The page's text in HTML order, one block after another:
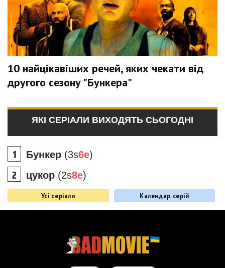
10 найцікавіших речей, яких чекати від
другого сезону "Бункера"
ЯКІ СЕРІАЛИ ВИХОДЯТЬ СЬОГОДНІ
Бункер (3s6e)
цукор (2s8e)
Усі серіали Календар серій